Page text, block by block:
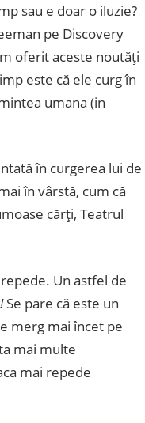
sau e doar o iluzie?
pe Discovery
oferit aceste noutăţi
este că ele curg în
umana (in
în curgerea lui de
în vârstă, cum că
cărţi, Teatrul
Un astfel de
Se pare că este un
merg mai încet pe
mai multe
mai repede